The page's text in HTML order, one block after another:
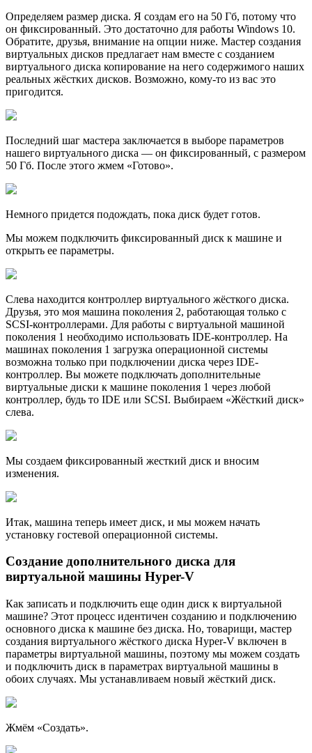
Определяем размер диcка. Я создам его на 50 Гб, потому что
он фиксированный. Это достаточно для работы Windows 10.
Обратите, друзья, внимание на опции ниже. Мастер создания
виртуальных дисков предлагает нам вместе с созданием
виртуального диска копирование на него содержимого наших
реальных жёстких дисков. Возможно, кому-то из вас это
пригодится.
Последний шаг мастера заключается в выборе параметров
нашего виртуального диска — он фиксированный, с размером
50 Гб. После этого жмем «Готово».
Немного придется подождать, пока диск будет готов.
Мы можем подключить фиксированный диск к машине и
открыть ее параметры.
Слева находится контроллер виртуального жёсткого диска.
Друзья, это моя машина поколения 2, работающая только с
SCSI-контроллерами. Для работы с виртуальной машиной
поколения 1 необходимо использовать IDE-контроллер. На
машинах поколения 1 загрузка операционной системы
возможна только при подключении диска через IDE-
контроллер. Вы можете подключать дополнительные
виртуальные диски к машине поколения 1 через любой
контроллер, будь то IDE или SCSI. Выбираем «Жёсткий диск»
слева.
Мы создаем фиксированный жесткий диск и вносим
изменения.
Итак, машина теперь имеет диск, и мы можем начать
установку гостевой операционной системы.
Создание дополнительного диска для
виртуальной машины Hyper-V
Как записать и подключить еще один диск к виртуальной
машине? Этот процесс идентичен созданию и подключению
основного диска к машине без диска. Но, товарищи, мастер
создания виртуального жёсткого диска Hyper-V включен в
параметры виртуальной машины, поэтому мы можем создать
и подключить диск в параметрах виртуальной машины в
обоих случаях. Мы устанавливаем новый жёсткий диск.
Жмём «Создать».